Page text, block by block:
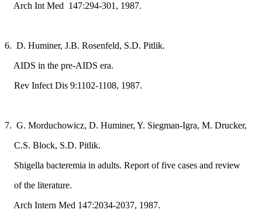
Arch Int Med 147:294-301, 1987.
6. D. Huminer, J.B. Rosenfeld, S.D. Pitlik.
AIDS in the pre-AIDS era.
Rev Infect Dis 9:1102-1108, 1987.
7. G. Morduchowicz, D. Huminer, Y. Siegman-Igra, M. Drucker,
C.S. Block, S.D. Pitlik.
Shigella bacteremia in adults. Report of five cases and review
of the literature.
Arch Intern Med 147:2034-2037, 1987.